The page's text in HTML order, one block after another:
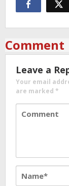
Comment
Leave a
Your email
are marked *